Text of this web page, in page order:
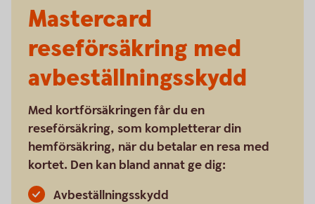
Mastercard
reseförsäkring med
avbeställningsskydd
Med kortförsäkringen får du en
reseförsäkring, som kompletterar din
hemförsäkring, när du betalar en resa med
kortet. Den kan bland annat ge dig:
Avbeställningsskydd